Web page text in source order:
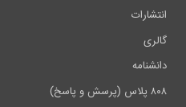
انتشارات
گالری
دانشنامه
۸۰۸ پلاس (پرسش و پاسخ)